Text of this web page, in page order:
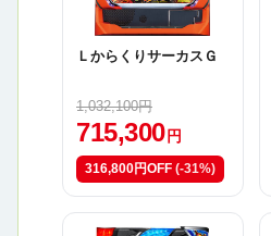
ＬからくりサーカスＧ
1,032,100円
715,300円
316,800円OFF (-31%)